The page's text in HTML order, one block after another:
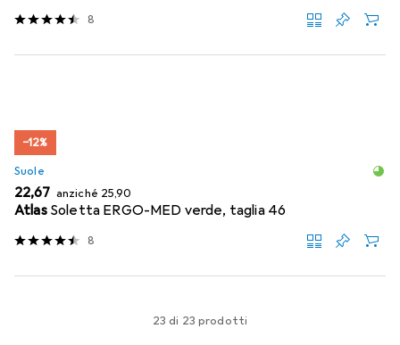
8
−12%
Suole
EUR
22,67 anziché EUR
25,90
Atlas Soletta ERGO-MED verde, taglia 46
8
23 di 23 prodotti